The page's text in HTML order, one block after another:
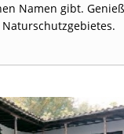
Namen gibt.
Naturschutzgebietes.